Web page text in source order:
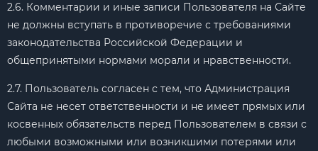
2.6. Комментарии и иные записи Пользователя на Сайте
не должны вступать в противоречие с требованиями
законодательства Российской Федерации и
общепринятыми нормами морали и нравственности.
2.7. Пользователь согласен с тем, что Администрация
Сайта не несет ответственности и не имеет прямых или
косвенных обязательств перед Пользователем в связи с
любыми возможными или возникшими потерями или